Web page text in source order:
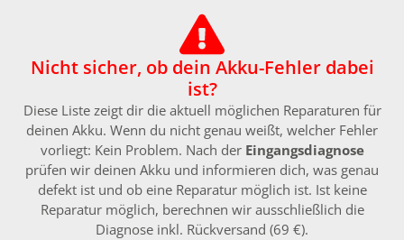
Nicht sicher, ob dein Akku-Fehler dabei
ist?
Diese Liste zeigt dir die aktuell möglichen Reparaturen für
deinen Akku. Wenn du nicht genau weißt, welcher Fehler
vorliegt: Kein Problem. Nach der Eingangsdiagnose
prüfen wir deinen Akku und informieren dich, was genau
defekt ist und ob eine Reparatur möglich ist. Ist keine
Reparatur möglich, berechnen wir ausschließlich die
Diagnose inkl. Rückversand (69 €).